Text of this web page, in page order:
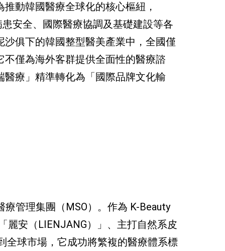
動韓國醫療全球化的核心樞紐，
安全、國際醫療協調及基礎建設等各
俱下的韓國整型醫美產業中，全國僅
僅為海外客群提供全面性的醫療諮
療」精準轉化為「國際品牌文化輸
管理集團（MSO）。作為 K-Beauty
麗安（LIENJANG）」、主打自然系皮
全球市場，它成功將繁複的醫療體系標